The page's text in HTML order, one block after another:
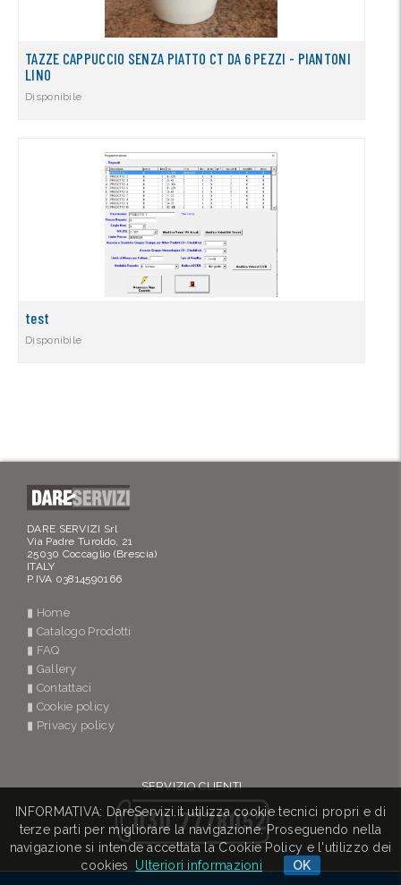
TAZZE CAPPUCCIO SENZA PIATTO CT DA 6 PEZZI - PIANTONI
LINO
Disponibile
test
Disponibile
DARE SERVIZI Srl
Via Padre Turoldo, 21
25030 Coccaglio (Brescia)
ITALY
P.IVA 03814590166
▮ Home
▮ Catalogo Prodotti
▮ FAQ
▮ Gallery
▮ Contattaci
▮ Cookie policy
▮ Privacy policy
SERVIZIO CLIENTI
030 7778052
INFORMATIVA: DareServizi.it utilizza cookie tecnici propri e di
terze parti per migliorare la navigazione. Proseguendo nella
navigazione si intende accettata la Cookie Policy e l'utilizzo dei
cookies
Ulteriori informazioni OK